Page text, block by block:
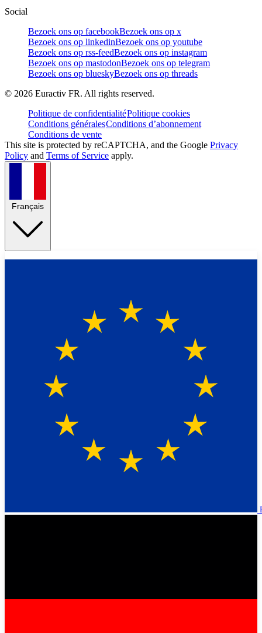
Social
Bezoek ons op facebookBezoek ons op x
Bezoek ons op linkedinBezoek ons op youtube
Bezoek ons op rss-feedBezoek ons op instagram
Bezoek ons op mastodonBezoek ons op telegram
Bezoek ons op blueskyBezoek ons op threads
© 2026 Euractiv FR. All rights reserved.
Politique de confidentialitéPolitique cookies
Conditions généralesConditions d’abonnement
Conditions de vente
This site is protected by reCAPTCHA, and the Google Privacy
Policy and Terms of Service apply.
Français